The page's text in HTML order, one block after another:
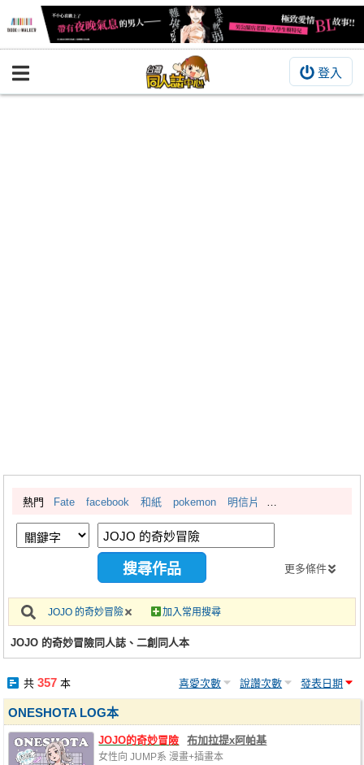
登入
BOOKY書集倉庫
繪圖藝廊
交流中心
攤位轉讓區
會員中心
註冊會員
熱門 Fate facebook 和紙 pokemon 明信片
更多條件
JOJO 的奇妙冒險 加入常用搜尋
JOJO 的奇妙冒險同人誌、二創同人本
共 357本 喜愛次數 說讚次數 發表日期
ONESHOTA LOG本
JOJO的奇妙冒險 布加拉提x阿帕基
女性向 JUMP系 漫畫+插畫本